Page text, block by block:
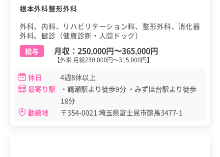
根本外科整形外科
外科、内科、リハビリテーション科、整形外科、消化器
外科、健診（健康診断・人間ドック）
給与
月収： 250,000円〜365,000円
【外来 月給250,000円～315,000円】
休日
4週8休以上
最寄り駅
・鶴瀬駅より徒歩9分 ・みずほ台駅より徒歩
18分
勤務地
〒354-0021 埼玉県富士見市鶴馬3477-1